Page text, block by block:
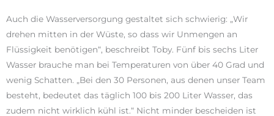
Auch die Wasserversorgung gestaltet sich schwierig: „Wir
drehen mitten in der Wüste, so dass wir Unmengen an
Flüssigkeit benötigen“, beschreibt Toby. Fünf bis sechs Liter
Wasser brauche man bei Temperaturen von über 40 Grad und
wenig Schatten. „Bei den 30 Personen, aus denen unser Team
besteht, bedeutet das täglich 100 bis 200 Liter Wasser, das
zudem nicht wirklich kühl ist.“ Nicht minder bescheiden ist